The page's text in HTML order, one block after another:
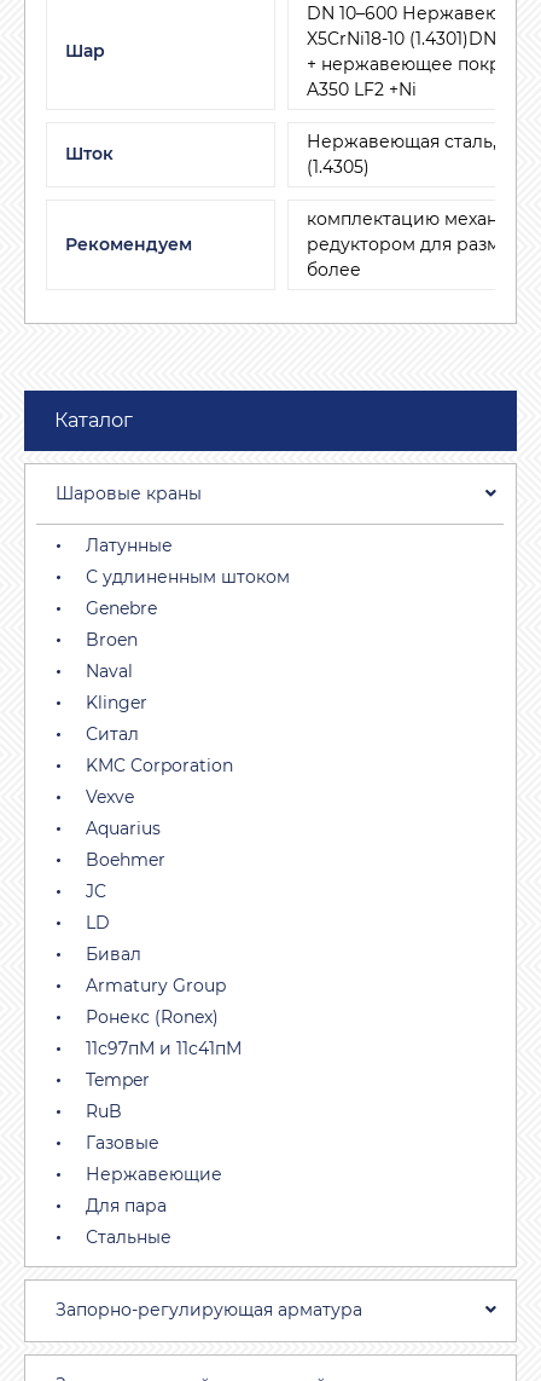
Шар
DN 10–600 Нержавеющая
X5CrNi18-10 (1.4301)DN
+ нержавеющее
A350 LF2 +Ni
Шток
Нержавеющая сталь,
(1.4305)
Рекомендуем
комплектацию
редуктором для
более
Каталог
Шаровые краны
Латунные
С удлиненным штоком
Genebre
Brоen
Naval
Klinger
Ситал
KMC Corporation
Vexve
Aquarius
Boehmer
JC
LD
Бивал
Armatury Group
Ронекс (Ronex)
11с97пМ и 11с41пМ
Temper
RuB
Газовые
Нержавеющие
Для пара
Стальные
Запорно-регулирующая арматура